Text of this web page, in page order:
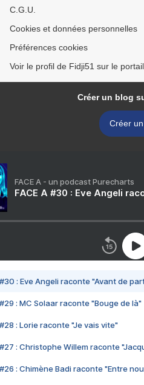
C.G.U.
Cookies et données personnelles
Préférences cookies
Voir le profil de Fidji51 sur le
Créer un blog
Créer
FACE A - un podcast Purecharts
FACE A #30 : Eve Angeli
#30 : Eve Angeli raconte "Avant de
#29 : MC Solaar raconte "Bouge de là"
#28 : Lorie raconte "Je vais vite"
#27 : Christophe Willem raconte
#26 : Chimène Badi raconte "Entre